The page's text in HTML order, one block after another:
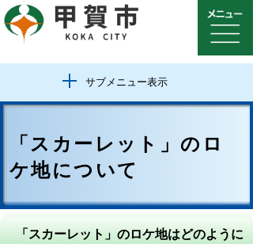
サブメニュー表示
「スカーレット」のロ
ケ地について
「スカーレット」のロケ地はどのように